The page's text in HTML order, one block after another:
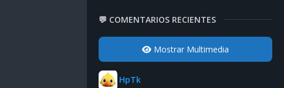
💬 COMENTARIOS RECIENTES
Mostrar Multimedia
HpTk